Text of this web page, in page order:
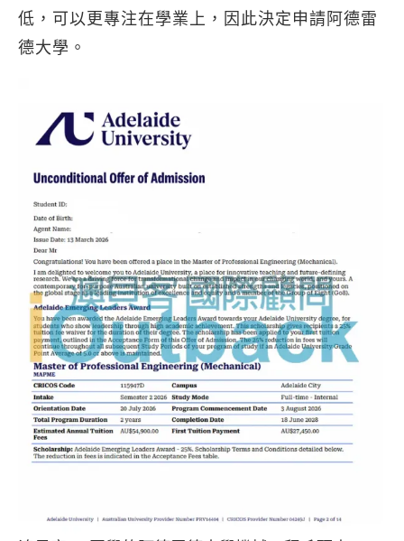
低，可以更專注在學業上，因此決定申請阿德雷
德大學。